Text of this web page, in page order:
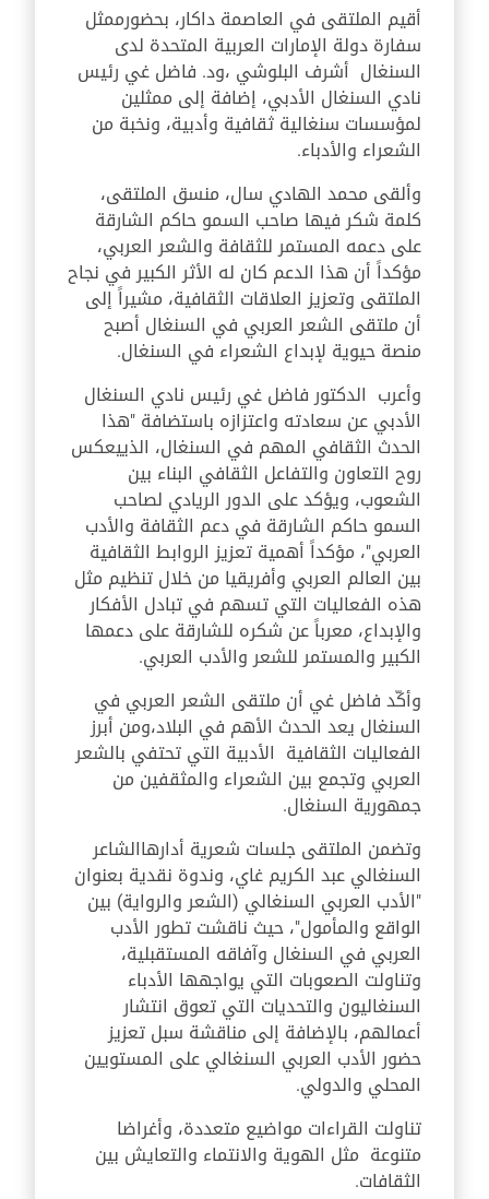
أقيم الملتقى في العاصمة داكار، بحضورممثل
سفارة دولة الإمارات العربية المتحدة لدى
السنغال أشرف البلوشي ،ود. فاضل غي رئيس
نادي السنغال الأدبي، إضافة إلى ممثلين
لمؤسسات سنغالية ثقافية وأدبية، ونخبة من
الشعراء والأدباء.
وألقى محمد الهادي سال، منسق الملتقى،
كلمة شكر فيها صاحب السمو حاكم الشارقة
على دعمه المستمر للثقافة والشعر العربي،
مؤكداً أن هذا الدعم كان له الأثر الكبير في نجاح
الملتقى وتعزيز العلاقات الثقافية، مشيراً إلى
أن ملتقى الشعر العربي في السنغال أصبح
منصة حيوية لإبداع الشعراء في السنغال.
وأعرب الدكتور فاضل غي رئيس نادي السنغال
الأدبي عن سعادته واعتزازه باستضافة"هذا
الحدث الثقافي المهم في السنغال، الذييعكس
روح التعاون والتفاعل الثقافي البناء بين
الشعوب، ويؤكد على الدور الريادي لصاحب
السمو حاكم الشارقة في دعم الثقافة والأدب
العربي"، مؤكداً أهمية تعزيز الروابط الثقافية
بين العالم العربي وأفريقيا من خلال تنظيم مثل
هذه الفعاليات التي تسهم في تبادل الأفكار
والإبداع، معرباً عن شكره للشارقة على دعمها
الكبير والمستمر للشعر والأدب العربي.
وأكّد فاضل غي أن ملتقى الشعر العربي في
السنغال يعد الحدث الأهم في البلاد،ومن أبرز
الفعاليات الثقافية الأدبية التي تحتفي بالشعر
العربي وتجمع بين الشعراء والمثقفين من
جمهورية السنغال.
وتضمن الملتقى جلسات شعرية أدارهاالشاعر
السنغالي عبد الكريم غاي، وندوة نقدية بعنوان
"الأدب العربي السنغالي (الشعر والرواية) بين
الواقع والمأمول"، حيث ناقشت تطور الأدب
العربي في السنغال وآفاقه المستقبلية،
وتناولت الصعوبات التي يواجهها الأدباء
السنغاليون والتحديات التي تعوق انتشار
أعمالهم، بالإضافة إلى مناقشة سبل تعزيز
حضور الأدب العربي السنغالي على المستويين
المحلي والدولي.
تناولت القراءات مواضيع متعددة، وأغراضا
متنوعة مثل الهوية والانتماء والتعايش بين
الثقافات.